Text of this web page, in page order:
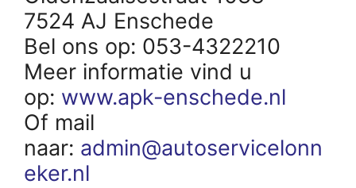
7524 AJ Enschede
Bel ons op: 053-4322210
Meer informatie vind u
op: www.apk-enschede.nl
Of mail
naar: admin@autoservicelonn
eker.nl